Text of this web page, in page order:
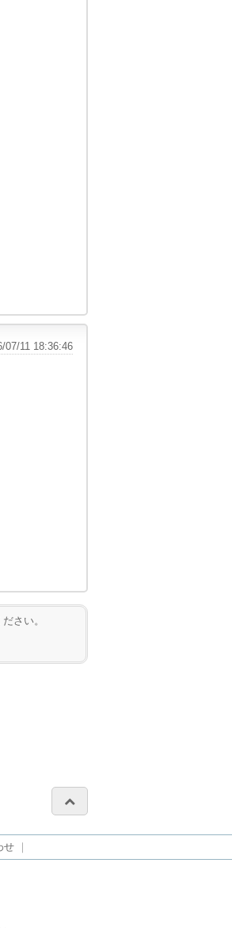
07/11 18:36:46
さい。
せ